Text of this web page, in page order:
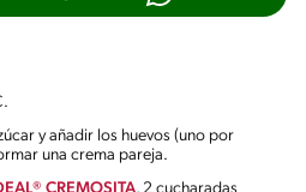
y añadir los huevos (uno por
una crema pareja.